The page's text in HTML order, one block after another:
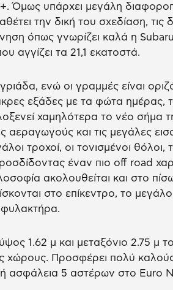
Όμως υπάρχει μεγάλη
την δική του σχεδίαση, τις
όπως γνωρίζει καλά η
αγγίζει τα 21,1 εκατοστά.
ενώ οι γραμμές είναι
εξάδες με τα φώτα ημέρας,
χαμηλότερα το νέο σήμα
αεραγωγούς και τις μεγάλες
τροχοί, οι τονισμένοι θόλοι,
έναν πιο off road
ακολουθείται και στο
στο επίκεντρο, το
1.62 μ και μεταξόνιο 2.75 μ
χώρους. Προσφέρει πολύ
ασφάλεια 5 αστέρων στο Euro